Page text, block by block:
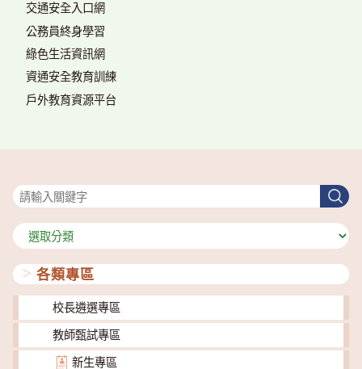
交通安全入口網
公務員終身學習
綠色生活資訊網
資通安全教育訓練
戶外教育資源平台
搜
尋
分
類
各類專區
校長遴選專區
教師甄試專區
新生專區